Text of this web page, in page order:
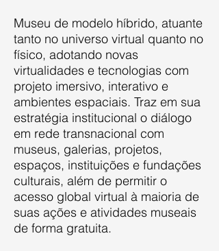
Museu de modelo híbrido, atuante
tanto no universo virtual quanto no
físico, adotando novas
virtualidades e tecnologias com
projeto imersivo, interativo e
ambientes espaciais. Traz em sua
estratégia institucional o diálogo
em rede transnacional com
museus, galerias, projetos,
espaços, instituições e fundações
culturais, além de permitir o
acesso global virtual à maioria de
suas ações e atividades museais
de forma gratuita.